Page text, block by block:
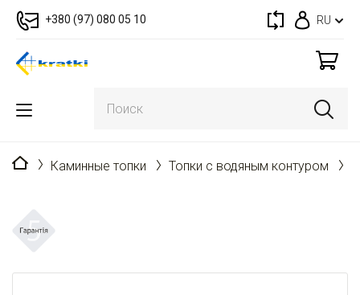
+380 (97) 080 05 10 RU
Главная
Каминные топки Топки с водяным контуром